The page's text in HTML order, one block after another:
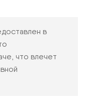
в
что влечет